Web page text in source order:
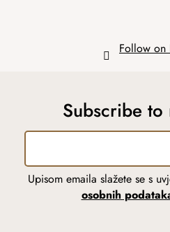
Follow on
Subscribe to
Upisom emaila slažete se s
osobnih